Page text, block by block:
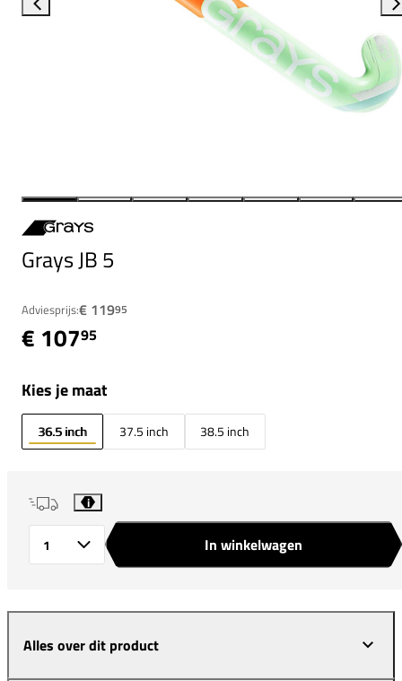
Grays JB 5
Adviesprijs:€ 11995
€ 10795
Kies je maat
36.5 inch 37.5 inch 38.5 inch
i
In winkelwagen
Alles over dit product